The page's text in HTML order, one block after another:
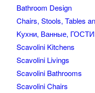
Bathroom Design
Chairs, Stools, Tables
Kухни, Ванные,
Scavolini Kitchens
Scavolini Livings
Scavolini Bathrooms
Scavolini Chairs